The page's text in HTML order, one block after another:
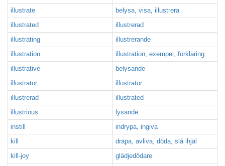
illustrate
belysa, visa, illustrera
illustrated
illustrerad
illustrating
illustrerande
illustration
illustration, exempel, förklaring
illustrative
belysande
illustrator
illustratör
illustrerad
illustrated
illustrious
lysande
instill
indrypa, ingiva
kill
dräpa, avliva, döda, slå ihjäl
kill-joy
glädjedödare